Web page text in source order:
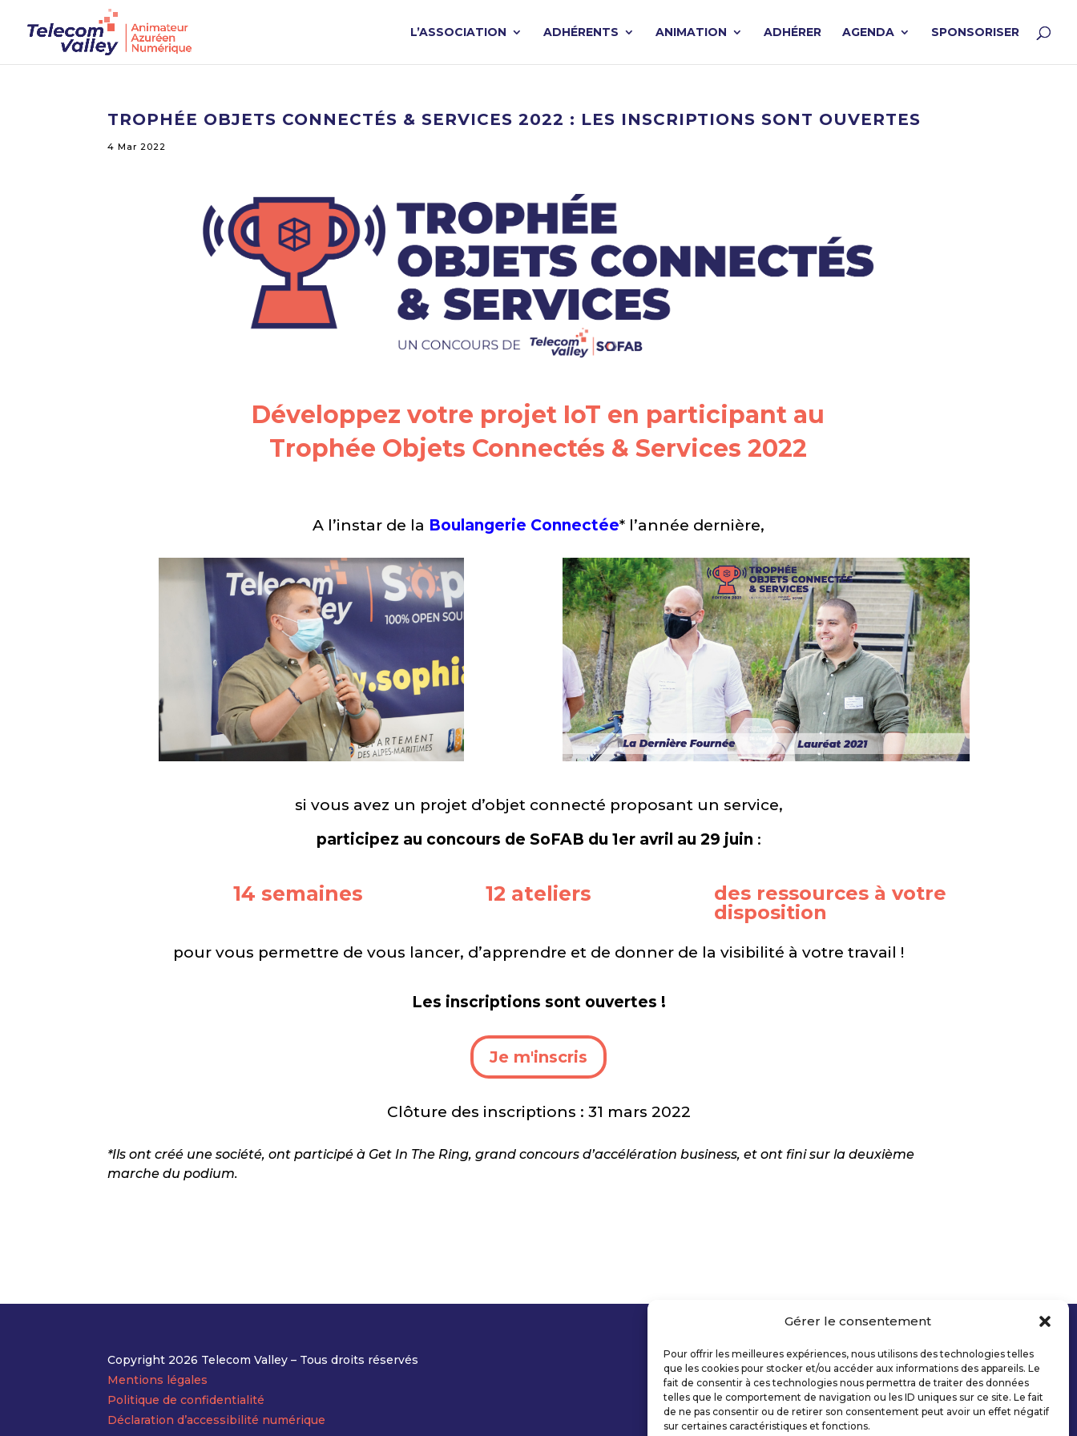
Gérer le consentement
Pour offrir les meilleures expériences, nous utilisons des technologies telles
que les cookies pour stocker et/ou accéder aux informations des appareils. Le
fait de consentir à ces technologies nous permettra de traiter des données
telles que le comportement de navigation ou les ID uniques sur ce site. Le fait
de ne pas consentir ou de retirer son consentement peut avoir un effet négatif
sur certaines caractéristiques et fonctions.
L’ASSOCIATION ADHÉRENTS ANIMATION ADHÉRER AGENDA SPONSORISER
TROPHÉE OBJETS CONNECTÉS & SERVICES 2022 : LES INSCRIPTIONS SONT OUVERTES
4 Mar 2022
Développez votre projet IoT en participant au
Trophée Objets Connectés & Services 2022
A l’instar de la Boulangerie Connectée* l’année dernière,
si vous avez un projet d’objet connecté proposant un service,
participez au concours de SoFAB du 1er avril au 29 juin :
14 semaines 12 ateliers
des ressources à votre
disposition
pour vous permettre de vous lancer, d’apprendre et de donner de la visibilité à votre travail !
Les inscriptions sont ouvertes !
Je m'inscris
Clôture des inscriptions : 31 mars 2022
*Ils ont créé une société, ont participé à Get In The Ring, grand concours d’accélération business, et ont fini sur la deuxième
marche du podium.
Copyright 2026 Telecom Valley – Tous droits réservés
Mentions légales
Politique de confidentialité
Déclaration d’accessibilité numérique